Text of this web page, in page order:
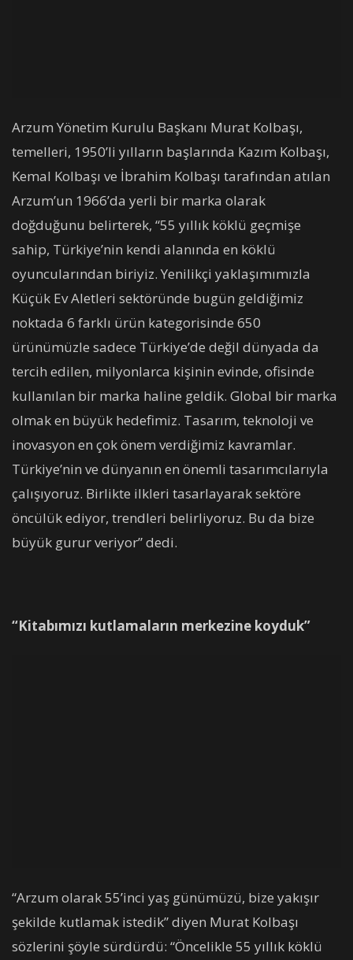
Arzum Yönetim Kurulu Başkanı Murat Kolbaşı,
temelleri, 1950’li yılların başlarında Kazım Kolbaşı,
Kemal Kolbaşı ve İbrahim Kolbaşı tarafından atılan
Arzum’un 1966’da yerli bir marka olarak
doğduğunu belirterek, “55 yıllık köklü geçmişe
sahip, Türkiye’nin kendi alanında en köklü
oyuncularından biriyiz. Yenilikçi yaklaşımımızla
Küçük Ev Aletleri sektöründe bugün geldiğimiz
noktada 6 farklı ürün kategorisinde 650
ürünümüzle sadece Türkiye’de değil dünyada da
tercih edilen, milyonlarca kişinin evinde, ofisinde
kullanılan bir marka haline geldik. Global bir marka
olmak en büyük hedefimiz. Tasarım, teknoloji ve
inovasyon en çok önem verdiğimiz kavramlar.
Türkiye’nin ve dünyanın en önemli tasarımcılarıyla
çalışıyoruz. Birlikte ilkleri tasarlayarak sektöre
öncülük ediyor, trendleri belirliyoruz. Bu da bize
büyük gurur veriyor” dedi.
“Kitabımızı kutlamaların merkezine koyduk”
“Arzum olarak 55’inci yaş günümüzü, bize yakışır
şekilde kutlamak istedik” diyen Murat Kolbaşı
sözlerini şöyle sürdürdü: “Öncelikle 55 yıllık köklü